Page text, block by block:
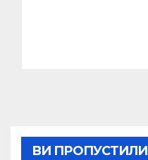
ВИ ПРОПУСТИЛИ